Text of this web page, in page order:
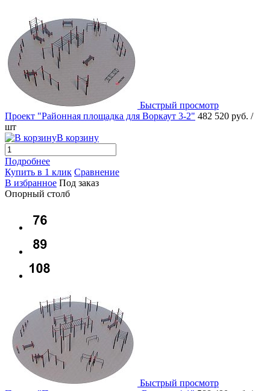
Быстрый просмотр
Проект "Районная площадка для Воркаут 3-2" 482 520 руб. /
шт
В корзину
Подробнее
Купить в 1 клик Сравнение
В избранное Под заказ
Опорный столб
Быстрый просмотр